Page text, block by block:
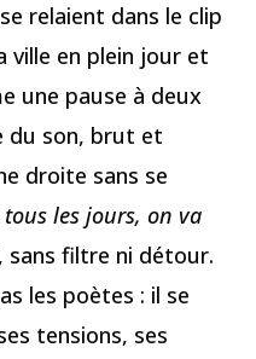
relaient dans le clip
ville en plein jour et
une pause à deux
du son, brut et
droite sans se
les jours, on va
sans filtre ni détour.
les poètes : il se
tensions, ses